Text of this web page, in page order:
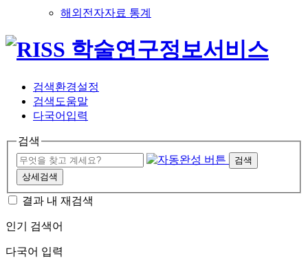
해외전자자료 통계
검색환경설정
검색도움말
다국어입력
검색
검색
상세검색
결과 내 재검색
인기 검색어
다국어 입력